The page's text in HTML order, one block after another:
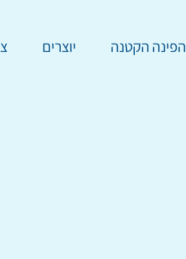
הפינה הקטנה יוצרים